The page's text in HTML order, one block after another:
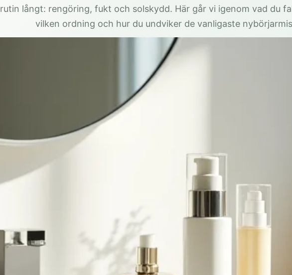
rutin långt: rengöring, fukt och solskydd. Här går vi igenom vad du
vilken ordning och hur du undviker de vanligaste